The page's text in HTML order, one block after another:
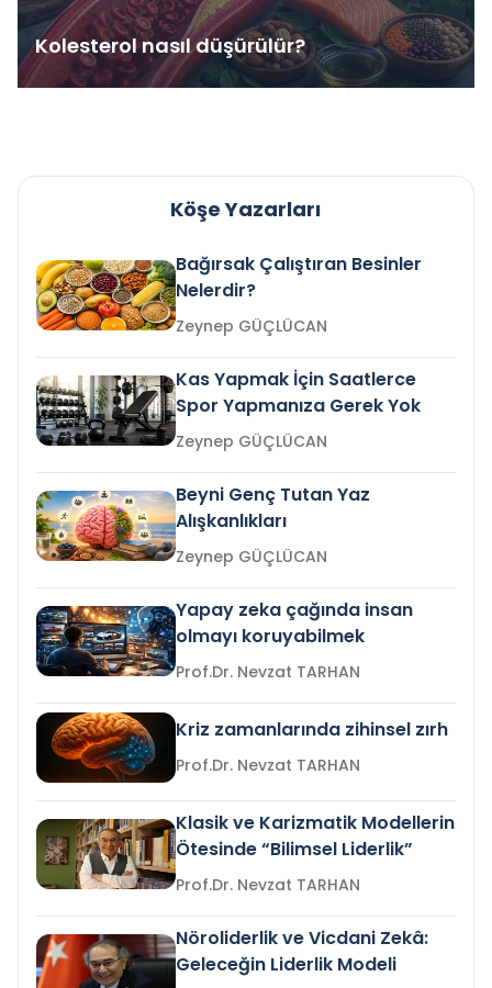
Kolesterol nasıl düşürülür?
Köşe Yazarları
Bağırsak Çalıştıran Besinler
Nelerdir?
Zeynep GÜÇLÜCAN
Kas Yapmak İçin Saatlerce
Spor Yapmanıza Gerek Yok
Zeynep GÜÇLÜCAN
Beyni Genç Tutan Yaz
Alışkanlıkları
Zeynep GÜÇLÜCAN
Yapay zeka çağında insan
olmayı koruyabilmek
Prof.Dr. Nevzat TARHAN
Kriz zamanlarında zihinsel zırh
Prof.Dr. Nevzat TARHAN
Klasik ve Karizmatik Modellerin
Ötesinde “Bilimsel Liderlik”
Prof.Dr. Nevzat TARHAN
Nöroliderlik ve Vicdani Zekâ:
Geleceğin Liderlik Modeli